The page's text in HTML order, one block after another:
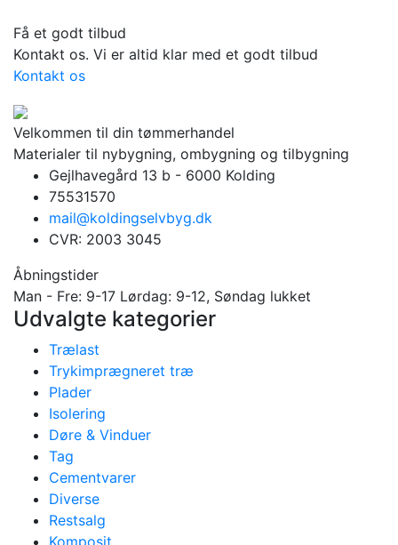
Få et godt tilbud
Kontakt os. Vi er altid klar med et godt tilbud
Kontakt os
Velkommen til din tømmerhandel
Materialer til nybygning, ombygning og tilbygning
Gejlhavegård 13 b - 6000 Kolding
75531570
mail@koldingselvbyg.dk
CVR: 2003 3045
Åbningstider
Man - Fre: 9-17 Lørdag: 9-12, Søndag lukket
Udvalgte kategorier
Trælast
Trykimprægneret træ
Plader
Isolering
Døre & Vinduer
Tag
Cementvarer
Diverse
Restsalg
Komposit